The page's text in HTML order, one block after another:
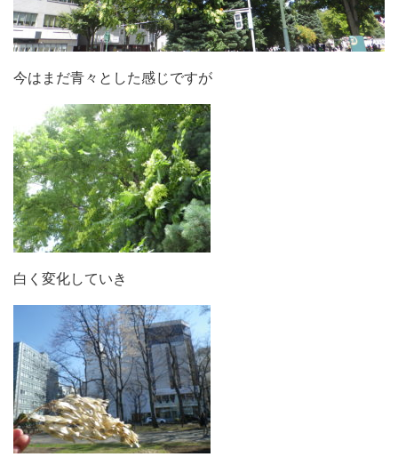
今はまだ青々とした感じですが
白く変化していき